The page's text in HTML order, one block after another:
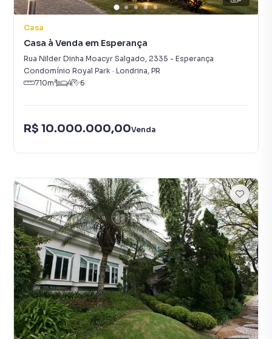
Casa
Casa à Venda em Esperança
Rua Nilder Dinha Moacyr Salgado, 2335 - Esperança
Condomínio Royal Park · Londrina, PR
710m² 4 6
R$ 10.000.000,00Venda